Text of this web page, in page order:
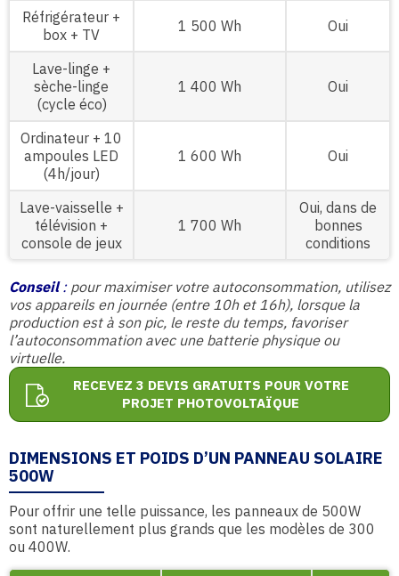
Réfrigérateur +
box + TV
1 500 Wh Oui
Lave-linge +
sèche-linge
(cycle éco)
1 400 Wh Oui
Ordinateur + 10
ampoules LED
(4h/jour)
1 600 Wh Oui
Lave-vaisselle +
télévision +
console de jeux
1 700 Wh
Oui, dans de
bonnes
conditions
Conseil:pour maximiser votre autoconsommation, utilisez
vos appareils en journée (entre 10h et 16h), lorsque la
production est à son pic, le reste du temps, favoriser
l’autoconsommation avec une batterie physique ou
virtuelle.
RECEVEZ 3 DEVIS GRATUITS POUR VOTRE
PROJET PHOTOVOLTAÏQUE
DIMENSIONS ET POIDS D’UN PANNEAU SOLAIRE
500W
Pour offrir une telle puissance, les panneaux de 500W
sont naturellement plus grands que les modèles de 300
ou 400W.